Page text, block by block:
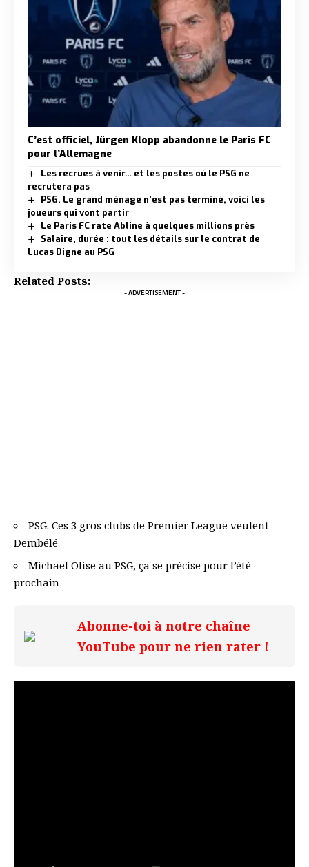
C’est officiel, Jürgen Klopp abandonne le Paris FC
pour l’Allemagne
Les recrues à venir… et les postes où le PSG ne
recrutera pas
PSG. Le grand ménage n’est pas terminé, voici les
joueurs qui vont partir
Le Paris FC rate Abline à quelques millions près
Salaire, durée : tout les détails sur le contrat de
Lucas Digne au PSG
Related Posts:
- ADVERTISEMENT -
PSG. Ces 3 gros clubs de Premier League veulent
Dembélé
Michael Olise au PSG, ça se précise pour l’été
prochain
Abonne-toi à notre chaîne
YouTube pour ne rien rater !